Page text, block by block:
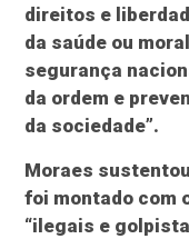
direitos e
da saúde ou
segurança
da ordem e
da sociedade”.
Moraes
foi montado com
“ilegais e